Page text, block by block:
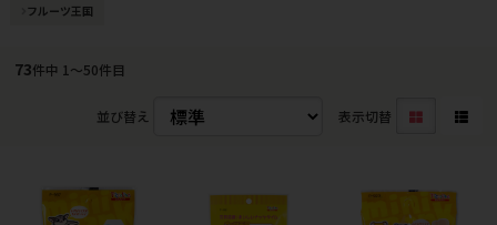
フルーツ王国
73件中 1〜50件目
並び替え 表示切替